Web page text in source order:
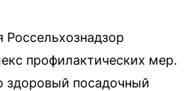
профилактических мер.
здоровый посадочный